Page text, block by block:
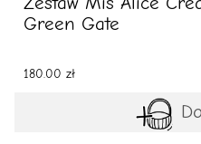
Green Gate
180.00 zł